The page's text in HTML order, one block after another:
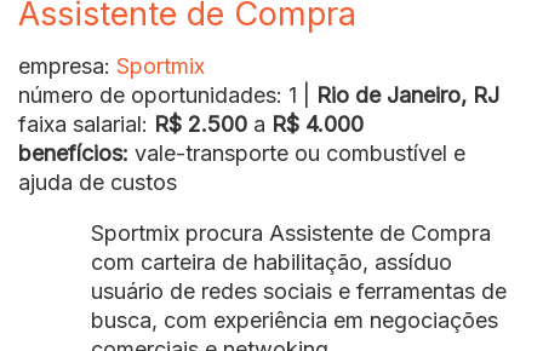
Assistente de Compra
empresa: Sportmix
número de oportunidades: 1 | Rio de Janeiro, RJ
faixa salarial: R$ 2.500 a R$ 4.000
benefícios: vale-transporte ou combustível e
ajuda de custos
Sportmix procura Assistente de Compra
com carteira de habilitação, assíduo
usuário de redes sociais e ferramentas de
busca, com experiência em negociações